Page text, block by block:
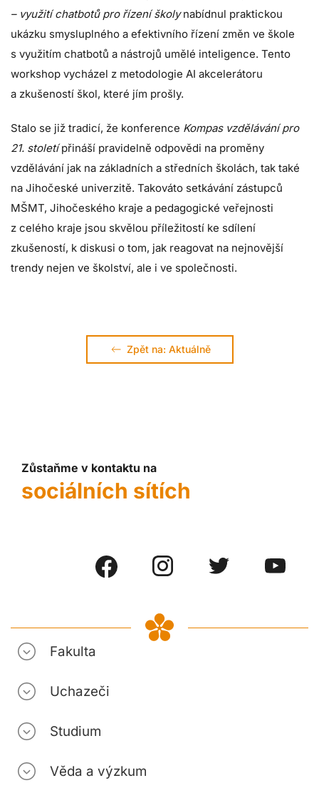
– využití chatbotů pro řízení školynabídnul praktickou
ukázku smysluplného a efektivního řízení změn ve škole
s využitím chatbotů a nástrojů umělé inteligence. Tento
workshop vycházel z metodologie AI akcelerátoru
a zkušeností škol, které jím prošly.
Stalo se již tradicí, že konference Kompas vzdělávání pro
21. stoletípřináší pravidelně odpovědi na proměny
vzdělávání jak na základních a středních školách, tak také
na Jihočeské univerzitě. Takováto setkávání zástupců
MŠMT, Jihočeského kraje a pedagogické veřejnosti
z celého kraje jsou skvělou příležitostí ke sdílení
zkušeností, k diskusi o tom, jak reagovat na nejnovější
trendy nejen ve školství, ale i ve společnosti.
Zpět na: Aktuálně
Zůstaňme v kontaktu na
sociálních sítích
Fakulta
Uchazeči
Studium
Věda a výzkum